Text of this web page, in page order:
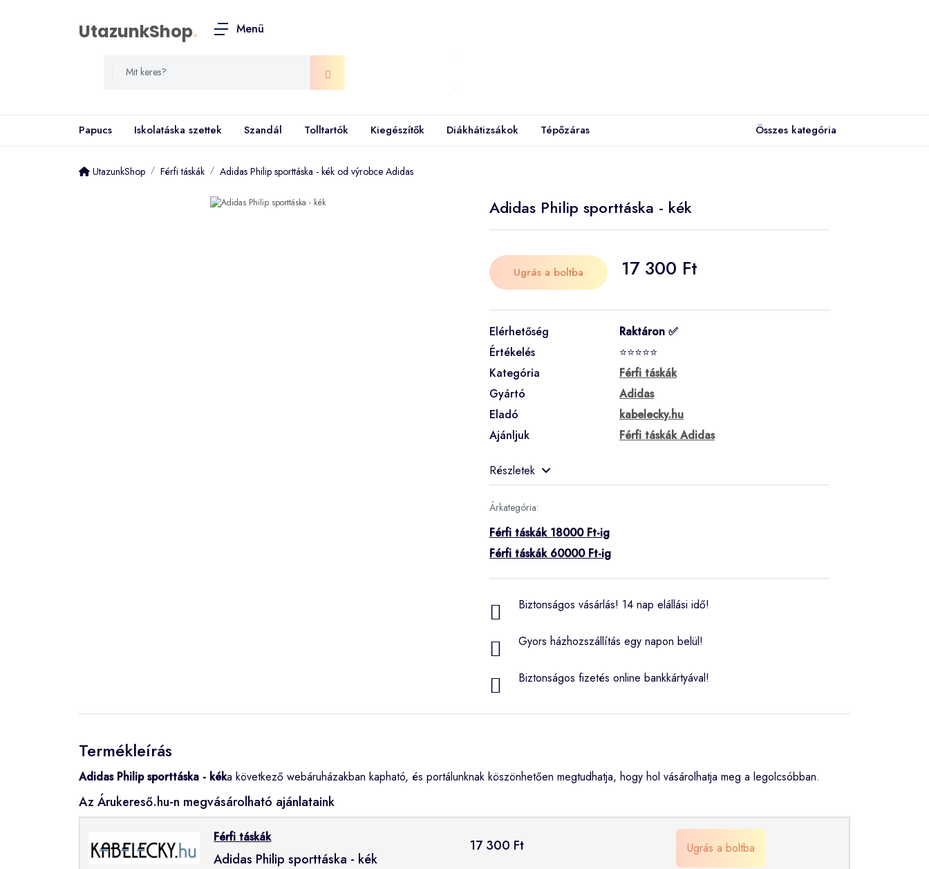
UtazunkShop. Menü
Papucs Iskolatáska szettek Szandál Tolltartók Kiegészítők Diákhátizsákok Tépőzáras Összes kategória
UtazunkShop Férfi táskák Adidas Philip sporttáska - kék od výrobce Adidas
Adidas Philip sporttáska - kék
Ugrás a boltba 17 300 Ft
Elérhetőség
Raktáron ✅
Értékelés
⭐⭐⭐⭐⭐
Kategória
Férfi táskák
Gyártó
Adidas
Eladó
kabelecky.hu
Ajánljuk
Férfi táskák Adidas
Részletek
Árkategória:
Férfi táskák 18000 Ft-ig
Férfi táskák 60000 Ft-ig
Biztonságos vásárlás! 14 nap elállási idő!
Gyors házhozszállítás egy napon belül!
Biztonságos fizetés online bankkártyával!
Termékleírás
Adidas Philip sporttáska - kéka következő webáruházakban kapható, és portálunknak köszönhetően megtudhatja, hogy hol vásárolhatja meg a legolcsóbban.
Az Árukereső.hu-n megvásárolható ajánlataink
Férfi táskák
Adidas Philip sporttáska - kék
17 300 Ft Ugrás a boltba